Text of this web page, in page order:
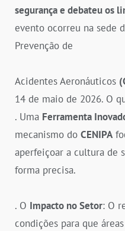
segurança e debateu os
evento ocorreu na sede
Prevenção de
Acidentes Aeronáuticos
14 de maio de 2026. O
. Uma Ferramenta
mecanismo do CENIPA
aperfeiçoar a cultura de
forma precisa.
. O Impacto no Setor: O
condições para que